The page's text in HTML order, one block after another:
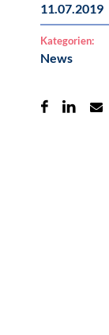
11.07.2019
Kategorien:
News